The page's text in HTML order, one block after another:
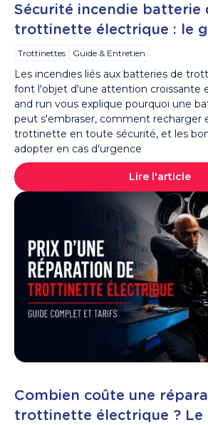
Sécurité incendie batterie
trottinette électrique : le
Trottinettes Guide & Entretien
Les incendies liés aux batteries de
font l'objet d'une attention croissante
and run vous explique pourquoi une
peut s'embraser, comment recharger
trottinette en toute sécurité, et les
adopter en cas d'urgence
Lire l'article
Combien coûte une
trottinette électrique ? Le